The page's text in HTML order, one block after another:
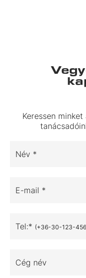
Keressen
Név *
E-mail *
Tel:* (+36-30-123-
Cég név